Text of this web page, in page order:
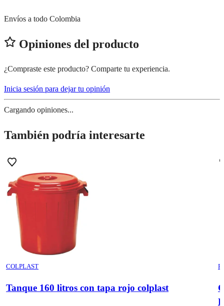
Envíos a todo Colombia
Opiniones del producto
¿Compraste este producto? Comparte tu experiencia.
Inicia sesión para dejar tu opinión
Cargando opiniones...
También podría interesarte
COLPLAST
Tanque 160 litros con tapa rojo colplast